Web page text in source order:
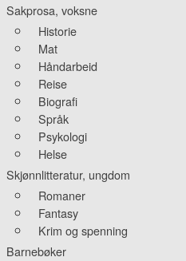
Sakprosa, voksne
Historie
Mat
Håndarbeid
Reise
Biografi
Språk
Psykologi
Helse
Skjønnlitteratur, ungdom
Romaner
Fantasy
Krim og spenning
Barnebøker